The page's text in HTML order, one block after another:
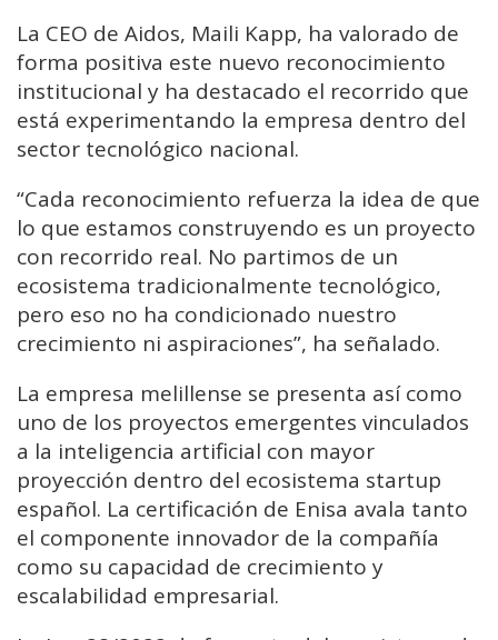
La CEO de Aidos, Maili Kapp, ha valorado de
forma positiva este nuevo reconocimiento
institucional y ha destacado el recorrido que
está experimentando la empresa dentro del
sector tecnológico nacional.
“Cada reconocimiento refuerza la idea de que
lo que estamos construyendo es un proyecto
con recorrido real. No partimos de un
ecosistema tradicionalmente tecnológico,
pero eso no ha condicionado nuestro
crecimiento ni aspiraciones”, ha señalado.
La empresa melillense se presenta así como
uno de los proyectos emergentes vinculados
a la inteligencia artificial con mayor
proyección dentro del ecosistema startup
español. La certificación de Enisa avala tanto
el componente innovador de la compañía
como su capacidad de crecimiento y
escalabilidad empresarial.